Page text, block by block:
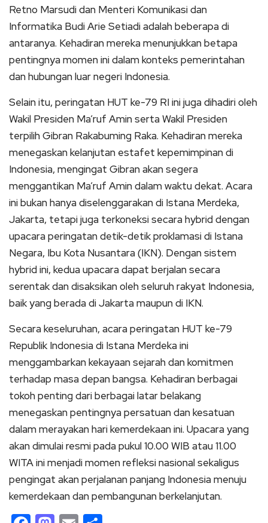
Retno Marsudi dan Menteri Komunikasi dan
Informatika Budi Arie Setiadi adalah beberapa di
antaranya. Kehadiran mereka menunjukkan betapa
pentingnya momen ini dalam konteks pemerintahan
dan hubungan luar negeri Indonesia.
Selain itu, peringatan HUT ke-79 RI ini juga dihadiri oleh
Wakil Presiden Ma’ruf Amin serta Wakil Presiden
terpilih Gibran Rakabuming Raka. Kehadiran mereka
menegaskan kelanjutan estafet kepemimpinan di
Indonesia, mengingat Gibran akan segera
menggantikan Ma’ruf Amin dalam waktu dekat. Acara
ini bukan hanya diselenggarakan di Istana Merdeka,
Jakarta, tetapi juga terkoneksi secara hybrid dengan
upacara peringatan detik-detik proklamasi di Istana
Negara, Ibu Kota Nusantara (IKN). Dengan sistem
hybrid ini, kedua upacara dapat berjalan secara
serentak dan disaksikan oleh seluruh rakyat Indonesia,
baik yang berada di Jakarta maupun di IKN.
Secara keseluruhan, acara peringatan HUT ke-79
Republik Indonesia di Istana Merdeka ini
menggambarkan kekayaan sejarah dan komitmen
terhadap masa depan bangsa. Kehadiran berbagai
tokoh penting dari berbagai latar belakang
menegaskan pentingnya persatuan dan kesatuan
dalam merayakan hari kemerdekaan ini. Upacara yang
akan dimulai resmi pada pukul 10.00 WIB atau 11.00
WITA ini menjadi momen refleksi nasional sekaligus
pengingat akan perjalanan panjang Indonesia menuju
kemerdekaan dan pembangunan berkelanjutan.